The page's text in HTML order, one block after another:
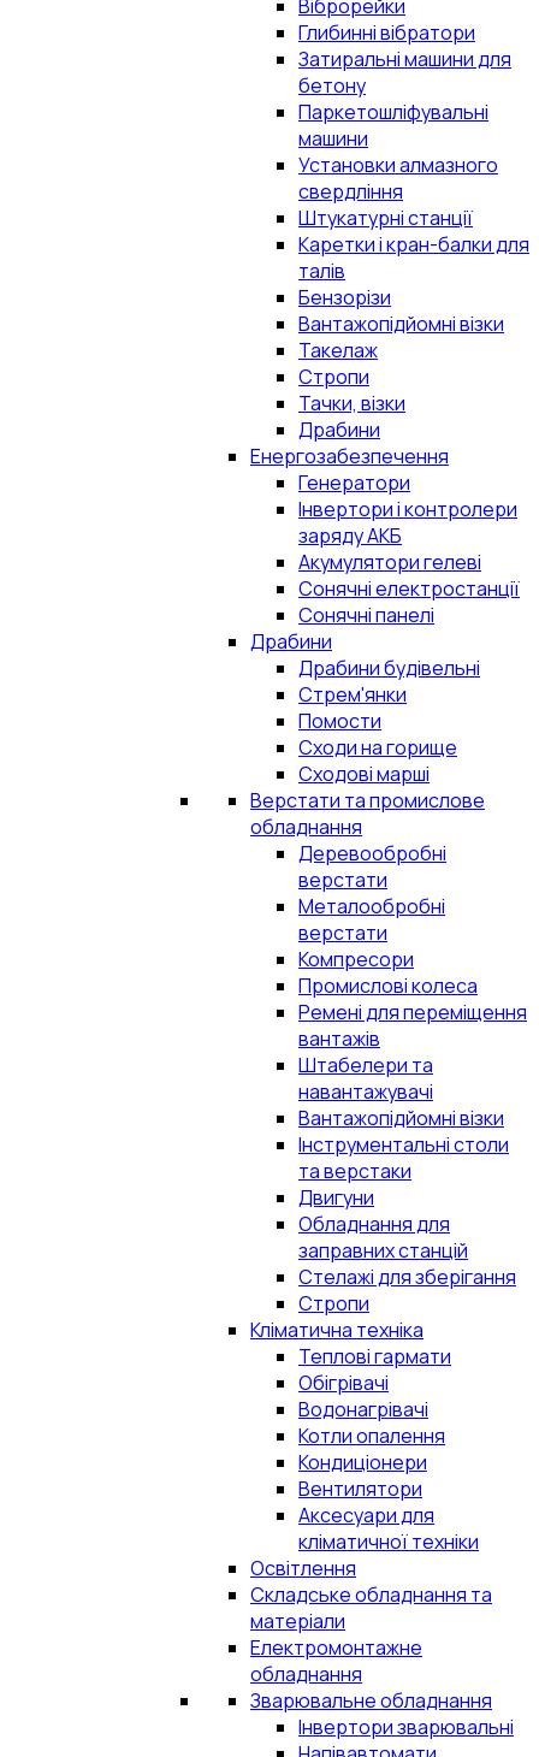
Віброрейки
Глибинні вібратори
Затиральні машини для
бетону
Паркетошліфувальні
машини
Установки алмазного
свердління
Штукатурні станції
Каретки і кран-балки для
талів
Бензорізи
Вантажопідйомні візки
Такелаж
Стропи
Тачки, візки
Драбини
Енергозабезпечення
Генератори
Інвертори і контролери
заряду АКБ
Акумулятори гелеві
Сонячні електростанції
Сонячні панелі
Драбини
Драбини будівельні
Стрем'янки
Помости
Сходи на горище
Сходові марші
Верстати та промислове
обладнання
Деревообробні
верстати
Металообробні
верстати
Компресори
Промислові колеса
Ремені для переміщення
вантажів
Штабелери та
навантажувачі
Вантажопідйомні візки
Інструментальні столи
та верстаки
Двигуни
Обладнання для
заправних станцій
Стелажі для зберігання
Стропи
Кліматична техніка
Теплові гармати
Обігрівачі
Водонагрівачі
Котли опалення
Кондиціонери
Вентилятори
Аксесуари для
кліматичної техніки
Освітлення
Складське обладнання та
матеріали
Електромонтажне
обладнання
Зварювальне обладнання
Інвертори зварювальні